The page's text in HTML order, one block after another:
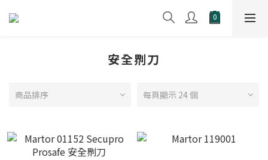
安全𠝹刀
商品排序 每頁顯示 24 個